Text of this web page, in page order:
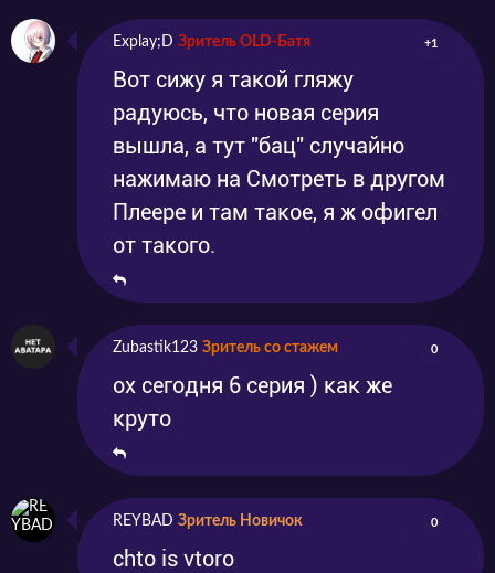
Explay;D Зритель OLD-Батя +1
Вот сижу я такой гляжу
радуюсь, что новая серия
вышла, а тут "бац" случайно
нажимаю на Смотреть в другом
Плеере и там такое, я ж офигел
от такого.
Zubastik123 Зритель со стажем 0
ох сегодня 6 серия ) как же
круто
REYBAD Зритель Новичок 0
chto is vtoro